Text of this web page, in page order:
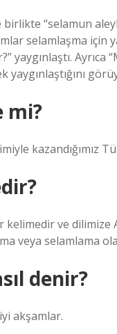
“selamun
selamlaşma için
yaygınlaştı.
yaygınlaştığını
mi?
kazandığımız
ve dilimize
veya selamlama
denir?
akşamlar.